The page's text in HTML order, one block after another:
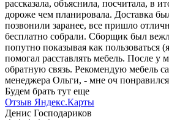
рассказала, объяснила, посчитала, в
дороже чем планировала. Доставка
позвонили заранее, все пришло
бесплатно собрали. Сборщик был
попутно показывая как пользоваться
помогал расставлять мебель. После у
обратную связь. Рекомендую мебель
менеджера Ольги, - мне оч
Будем брать тут еще
Отзыв Яндекс.Карты
Денис Господариков